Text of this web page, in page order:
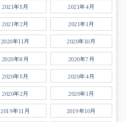
2021年5月 2021年4月
2021年2月 2021年1月
2020年11月 2020年10月
2020年8月 2020年7月
2020年5月 2020年4月
2020年2月 2020年1月
2019年11月 2019年10月